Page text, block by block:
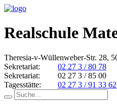
Realschule
Theresia-v-Wüllenweber-Str. 28,
Sekretariat:
02 27 3 / 80 78
Sekretariat:
02 27 3 / 85 00
Tagesstätte:
02 27 3 / 91 33 62